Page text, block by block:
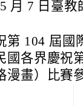
月 7 日臺
第 104 屆國
國各界慶祝
漫畫）比賽